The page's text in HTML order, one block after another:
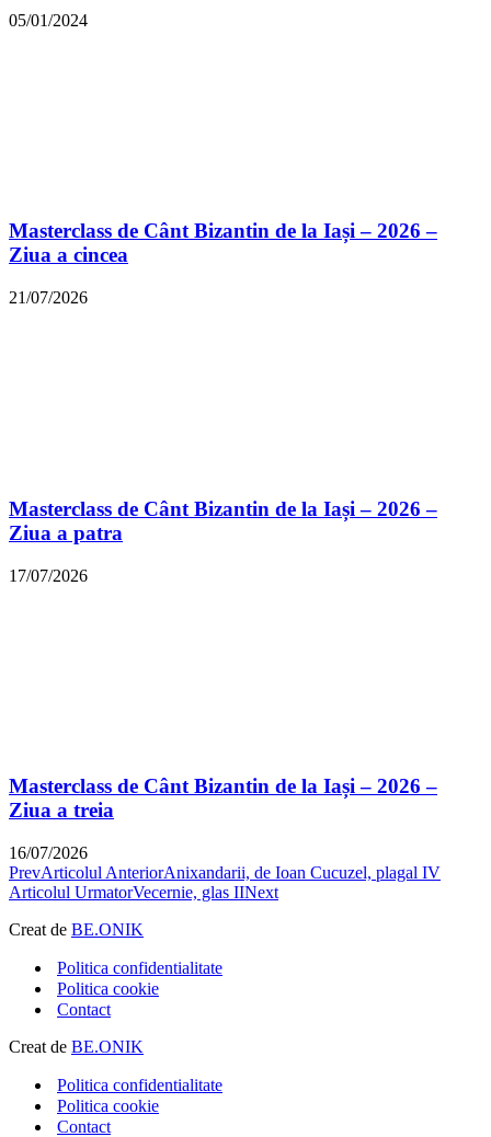
05/01/2024
Masterclass de Cânt Bizantin de la Iași – 2026 –
Ziua a cincea
21/07/2026
Masterclass de Cânt Bizantin de la Iași – 2026 –
Ziua a patra
17/07/2026
Masterclass de Cânt Bizantin de la Iași – 2026 –
Ziua a treia
16/07/2026
PrevArticolul AnteriorAnixandarii, de Ioan Cucuzel, plagal IV
Articolul UrmatorVecernie, glas IINext
Creat de BE.ONIK
Politica confidentialitate
Politica cookie
Contact
Creat de BE.ONIK
Politica confidentialitate
Politica cookie
Contact